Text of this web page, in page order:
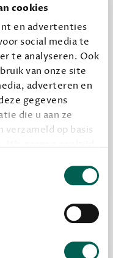
cookies
en advertenties
social media te
te analyseren. Ook
van onze site
adverteren en
gegevens
die u aan ze
op basis
data van je
delen
verzending
je kunt